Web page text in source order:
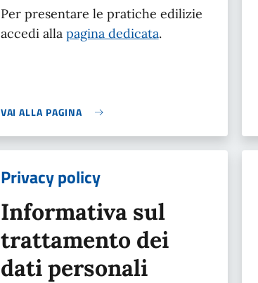
Per presentare le pratiche edilizie
accedi alla pagina dedicata.
VAI ALLA PAGINA
Privacy policy
Informativa sul
trattamento dei
dati personali